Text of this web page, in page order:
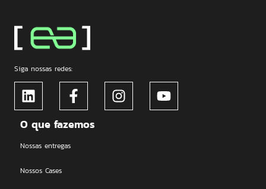
Siga nossas redes:
O que fazemos
Nossas entregas
Nossos Cases